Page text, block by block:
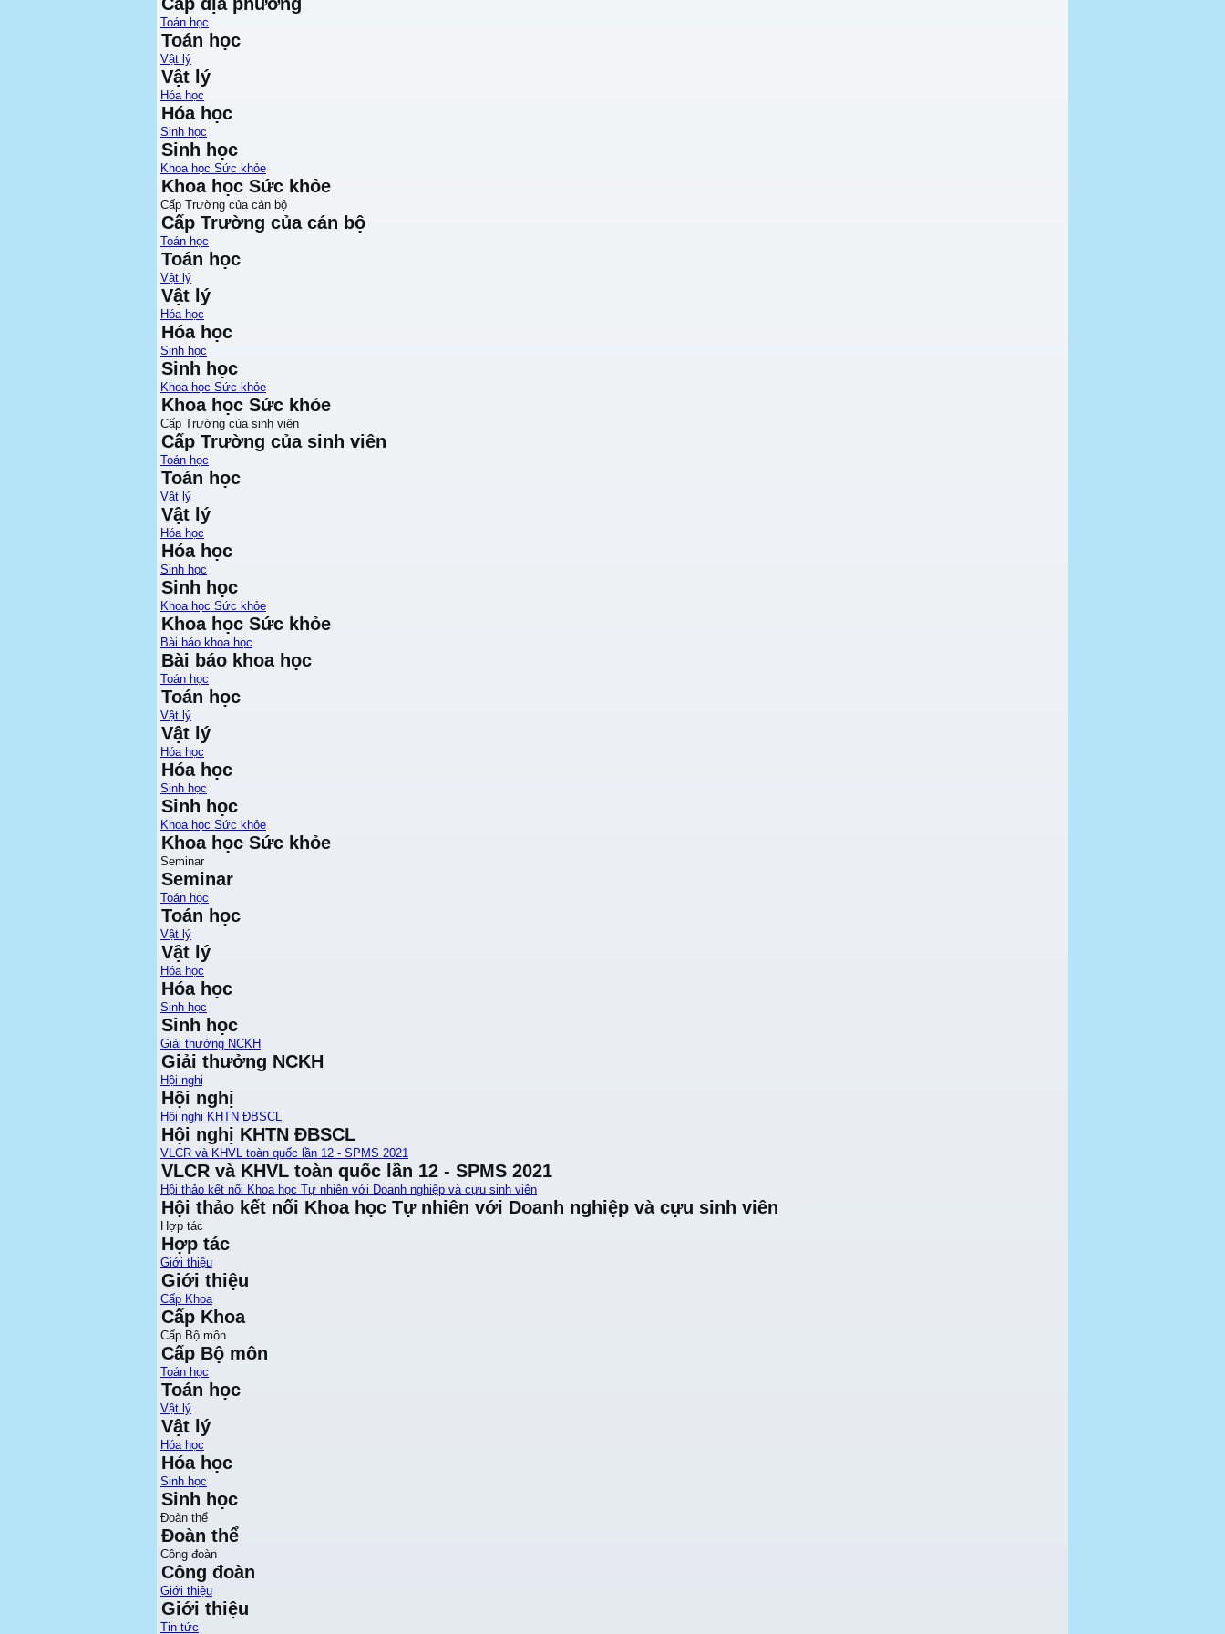
Toán học
Toán học
Vật lý
Vật lý
Hóa học
Hóa học
Sinh học
Sinh học
Khoa học Sức khỏe
Khoa học Sức khỏe
Cấp Trường của cán bộ
Cấp Trường của cán bộ
Toán học
Toán học
Vật lý
Vật lý
Hóa học
Hóa học
Sinh học
Sinh học
Khoa học Sức khỏe
Khoa học Sức khỏe
Cấp Trường của sinh viên
Cấp Trường của sinh viên
Toán học
Toán học
Vật lý
Vật lý
Hóa học
Hóa học
Sinh học
Sinh học
Khoa học Sức khỏe
Khoa học Sức khỏe
Bài báo khoa học
Bài báo khoa học
Toán học
Toán học
Vật lý
Vật lý
Hóa học
Hóa học
Sinh học
Sinh học
Khoa học Sức khỏe
Khoa học Sức khỏe
Seminar
Seminar
Toán học
Toán học
Vật lý
Vật lý
Hóa học
Hóa học
Sinh học
Sinh học
Giải thưởng NCKH
Giải thưởng NCKH
Hội nghị
Hội nghị
Hội nghị KHTN ĐBSCL
Hội nghị KHTN ĐBSCL
VLCR và KHVL toàn quốc lần 12 - SPMS 2021
VLCR và KHVL toàn quốc lần 12 - SPMS 2021
Hội thảo kết nối Khoa học Tự nhiên với Doanh nghiệp và cựu sinh viên
Hội thảo kết nối Khoa học Tự nhiên với Doanh nghiệp và cựu sinh viên
Hợp tác
Hợp tác
Giới thiệu
Giới thiệu
Cấp Khoa
Cấp Khoa
Cấp Bộ môn
Cấp Bộ môn
Toán học
Toán học
Vật lý
Vật lý
Hóa học
Hóa học
Sinh học
Sinh học
Đoàn thể
Đoàn thể
Công đoàn
Công đoàn
Giới thiệu
Giới thiệu
Tin tức